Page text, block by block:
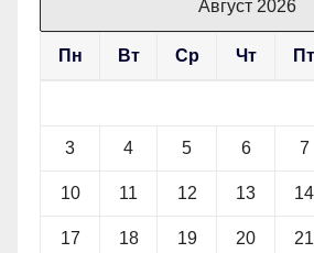
Август 2026
Пн Вт Ср Чт Пт
3 4 5 6 7
10 11 12 13 14
17 18 19 20 21